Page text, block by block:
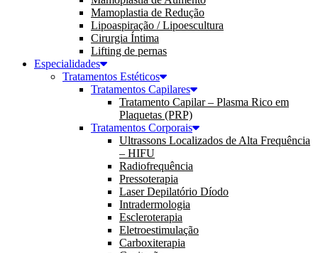
Mamoplastia de Redução
Lipoaspiração / Lipoescultura
Cirurgia Íntima
Lifting de pernas
Especialidades
Tratamentos Estéticos
Tratamentos Capilares
Tratamento Capilar – Plasma Rico em
Plaquetas (PRP)
Tratamentos Corporais
Ultrassons Localizados de Alta Frequência
– HIFU
Radiofrequência
Pressoterapia
Laser Depilatório Díodo
Intradermologia
Escleroterapia
Eletroestimulação
Carboxiterapia